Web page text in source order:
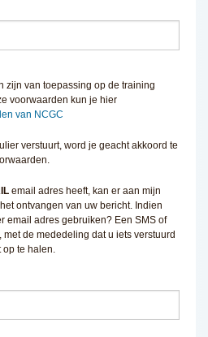
zijn van toepassing op de training
voorwaarden kun je hier
van NCGC
verstuurt, word je geacht akkoord te
email adres heeft, kan er aan mijn
ontvangen van uw bericht. Indien
email adres gebruiken? Een SMS of
de mededeling dat u iets verstuurd
te halen.